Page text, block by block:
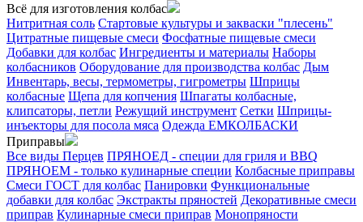
Всё для изготовления колбас
Нитритная соль Стартовые культуры и закваски "плесень"
Цитратные пищевые смеси Фосфатные пищевые смеси
Добавки для колбас Ингредиенты и материалы Наборы
колбасников Оборудование для производства колбас Дым
Инвентарь, весы, термометры, гигрометры Шприцы
колбасные Щепа для копчения Шпагаты колбасные,
клипсаторы, петли Режущий инструмент Сетки Шприцы-
инъекторы для посола мяса Одежда ЕМКОЛБАСКИ
Приправы
Все виды Перцев ПРЯНОЕД - специи для гриля и BBQ
ПРЯНОЕМ - только кулинарные специи Колбасные приправы
Смеси ГОСТ для колбас Панировки Функциональные
добавки для колбас Экстракты пряностей Декоративные смеси
приправ Кулинарные смеси приправ Монопряности